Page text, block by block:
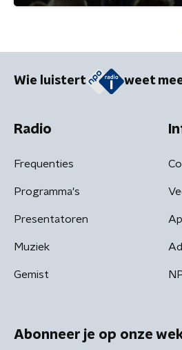
Wie luistert weet
Radio
Frequenties
Programma's
Presentatoren
Muziek
Gemist
Abonneer je op onze